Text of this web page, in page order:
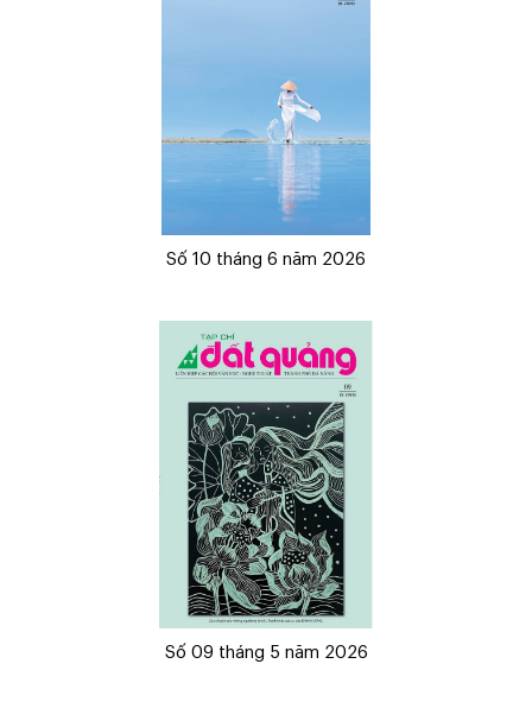
Số 10 tháng 6 năm 2026
Số 09 tháng 5 năm 2026